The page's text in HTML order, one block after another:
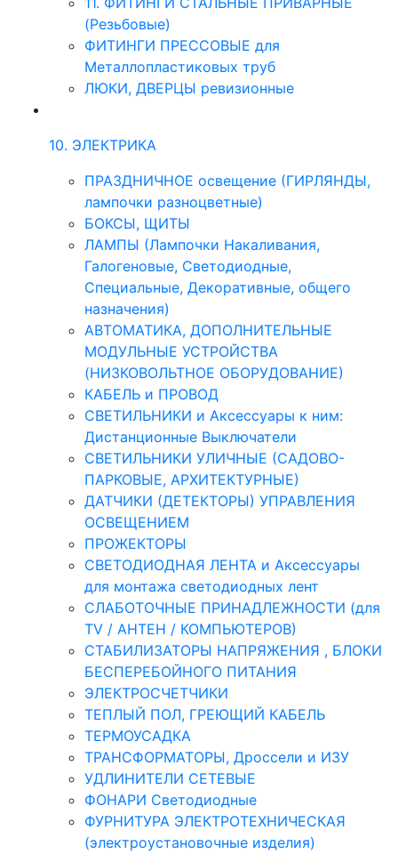
(Резьбовые)
ФИТИНГИ ПРЕССОВЫЕ для
Металлопластиковых труб
ЛЮКИ, ДВЕРЦЫ ревизионные
10. ЭЛЕКТРИКА
ПРАЗДНИЧНОЕ освещение (ГИРЛЯНДЫ,
лампочки разноцветные)
БОКСЫ, ЩИТЫ
ЛАМПЫ (Лампочки Накаливания,
Галогеновые, Светодиодные,
Специальные, Декоративные, общего
назначения)
АВТОМАТИКА, ДОПОЛНИТЕЛЬНЫЕ
МОДУЛЬНЫЕ УСТРОЙСТВА
(НИЗКОВОЛЬТНОЕ ОБОРУДОВАНИЕ)
КАБЕЛЬ и ПРОВОД
СВЕТИЛЬНИКИ и Аксессуары к ним:
Дистанционные Выключатели
СВЕТИЛЬНИКИ УЛИЧНЫЕ (САДОВО-
ПАРКОВЫЕ, АРХИТЕКТУРНЫЕ)
ДАТЧИКИ (ДЕТЕКТОРЫ) УПРАВЛЕНИЯ
ОСВЕЩЕНИЕМ
ПРОЖЕКТОРЫ
СВЕТОДИОДНАЯ ЛЕНТА и Аксессуары
для монтажа светодиодных лент
СЛАБОТОЧНЫЕ ПРИНАДЛЕЖНОСТИ (для
TV / АНТЕН / КОМПЬЮТЕРОВ)
СТАБИЛИЗАТОРЫ НАПРЯЖЕНИЯ , БЛОКИ
БЕСПЕРЕБОЙНОГО ПИТАНИЯ
ЭЛЕКТРОСЧЕТЧИКИ
ТЕПЛЫЙ ПОЛ, ГРЕЮЩИЙ КАБЕЛЬ
ТЕРМОУСАДКА
ТРАНСФОРМАТОРЫ, Дроссели и ИЗУ
УДЛИНИТЕЛИ СЕТЕВЫЕ
ФОНАРИ Светодиодные
ФУРНИТУРА ЭЛЕКТРОТЕХНИЧЕСКАЯ
(электроустановочные изделия)